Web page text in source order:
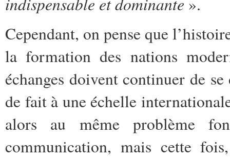
Cependant, on pense que
la formation des nations
échanges doivent continuer de
de fait à une échelle
alors au même problème
communication, mais cette